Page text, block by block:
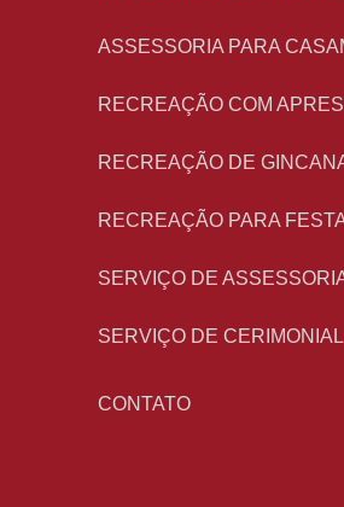
ASSESSORIA PARA
RECREAÇÃO COM
RECREAÇÃO DE
RECREAÇÃO PARA
SERVIÇO DE
SERVIÇO DE
CONTATO